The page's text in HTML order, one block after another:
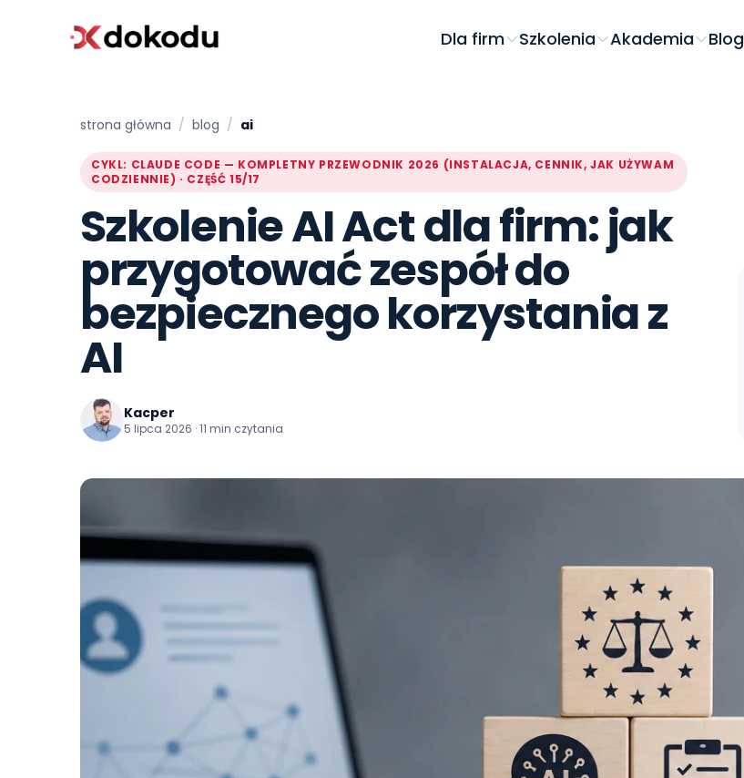
Dla firm Szkolenia Akademia Blog
strona główna / blog / ai
CYKL: CLAUDE CODE — KOMPLETNY PRZEWODNIK 2026 (INSTALACJA, CENNIK, JAK UŻYWAM
CODZIENNIE) · CZĘŚĆ 15/17
Szkolenie AI Act dla firm: jak
przygotować zespół do
bezpiecznego korzystania z
AI
Kacper
5 lipca 2026 · 11 min czytania